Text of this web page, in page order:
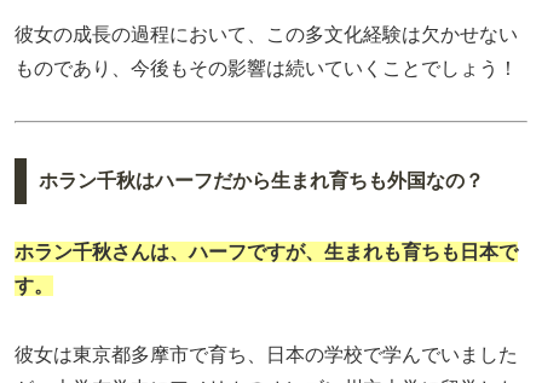
彼女の成長の過程において、この多文化経験は欠かせない
ものであり、今後もその影響は続いていくことでしょう！
ホラン千秋はハーフだから生まれ育ちも外国なの？
ホラン千秋さんは、ハーフですが、生まれも育ちも日本で
す。
彼女は東京都多摩市で育ち、日本の学校で学んでいました